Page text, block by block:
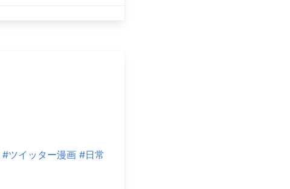
#ツイッター漫画 #日常